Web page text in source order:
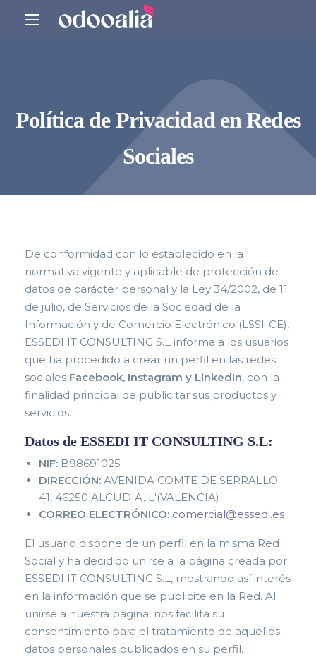
Política de Privacidad en Redes
Sociales
De conformidad con lo establecido en la
normativa vigente y aplicable de protección de
datos de carácter personal y la Ley 34/2002, de 11
de julio, de Servicios de la Sociedad de la
Información y de Comercio Electrónico (LSSI-CE),
ESSEDI IT CONSULTING S.L informa a los usuarios
que ha procedido a crear un perfil en las redes
sociales Facebook, Instagram y LinkedIn, con la
finalidad principal de publicitar sus productos y
servicios.
Datos de ESSEDI IT CONSULTING S.L:
NIF: B98691025
DIRECCIÓN: AVENIDA COMTE DE SERRALLO
41, 46250 ALCUDIA, L'(VALENCIA)
CORREO ELECTRÓNICO: comercial@essedi.es
El usuario dispone de un perfil en la misma Red
Social y ha decidido unirse a la página creada por
ESSEDI IT CONSULTING S.L, mostrando así interés
en la información que se publicite en la Red. Al
unirse a nuestra página, nos facilita su
consentimiento para el tratamiento de aquellos
datos personales publicados en su perfil.